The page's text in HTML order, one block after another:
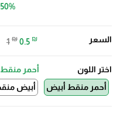
السعر 1 ₪ 0.5 ₪
اختر اللون
أحمر
أحمر منقط أبيض
أبيض